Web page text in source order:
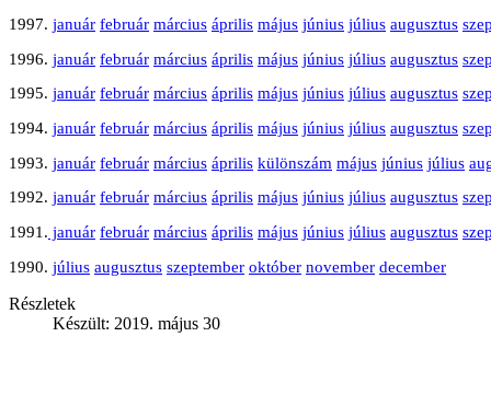
1997. január február március április május június július augusztus
1996. január február március április május június július augusztus
1995. január február március április május június július augusztus
1994. január február március április május június július augusztus
1993. január február március április különszám május június július
1992. január február március április május június július augusztus
1991. január február március április május június július augusztus
1990. július augusztus szeptember október november december
Részletek
Készült: 2019. május 30